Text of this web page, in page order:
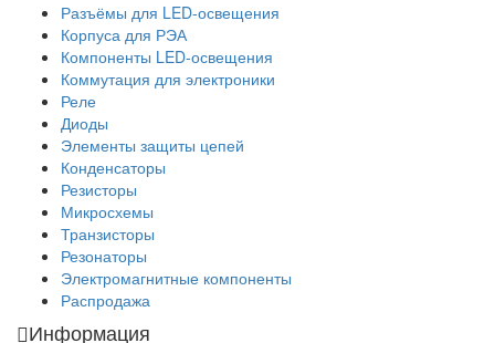
Разъёмы для LED-освещения
Корпуса для РЭА
Компоненты LED-освещения
Коммутация для электроники
Реле
Диоды
Элементы защиты цепей
Конденсаторы
Резисторы
Микросхемы
Транзисторы
Резонаторы
Электромагнитные компоненты
Распродажа
Информация